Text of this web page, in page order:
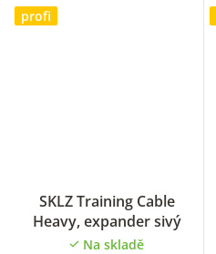
profi
SKLZ Training Cable
Heavy, expander sivý
Na skladě